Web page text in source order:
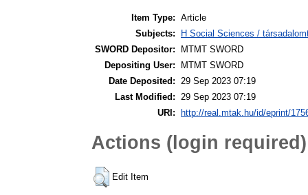
Item Type: Article
Subjects:
H Social Sciences /
SWORD Depositor:
MTMT SWORD
Depositing User:
MTMT SWORD
Date Deposited:
29 Sep 2023 07:19
Last Modified:
29 Sep 2023 07:19
URI:
http://real.mtak.hu/id/eprint/
Actions (login required)
Edit Item